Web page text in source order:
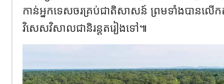
កាន់អ្នកទេសចរគ្រប់ជាតិសាសន៍ ព្រមទាំងបានលើកត
វិសេសវិសាលជានិរន្តតរៀងទៅ៕